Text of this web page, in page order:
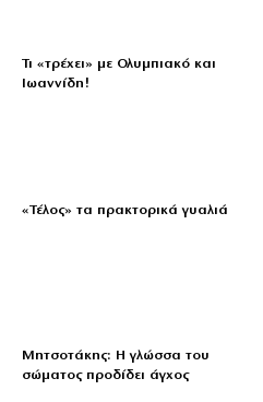
Τι «τρέχει» με Ολυμπιακό και
Ιωαννίδη!
«Τέλος» τα πρακτορικά γυαλιά
Μητσοτάκης: Η γλώσσα του
σώματος προδίδει άγχος